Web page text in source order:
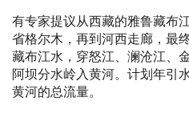
有专家提议从西藏的雅鲁藏布
省格尔木，再到河西走廊，最
藏布江水，穿怒江、澜沧江、
阿坝分水岭入黄河。计划年引
黄河的总流量。